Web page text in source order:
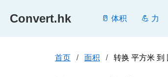
Convert.hk 🥛 体积 💪 力
首页 面积 转换 平方米 到